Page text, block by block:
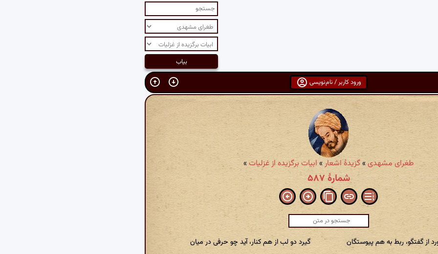
ورود کاربر / نام‌نویسی
طغرای مشهدی »گزیدهٔ اشعار» ابیات برگزیده از غزلیات»
شمارهٔ ۵۸۷
از گفتگو، ربط به هم پیوستگان گیرد دو لب از هم کنار، آید چو حرفی در میان